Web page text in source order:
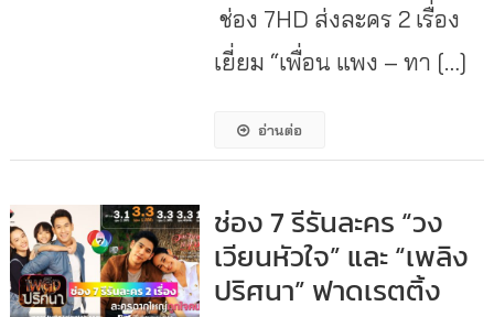
ช่อง 7HD ส่งละคร 2 เรื่อง
เยี่ยม “เพื่อน แพง – ทา […]
อ่านต่อ
ช่อง 7 รีรันละคร “วง
เวียนหัวใจ” และ “เพลิง
ปริศนา” ฟาดเรตติ้ง